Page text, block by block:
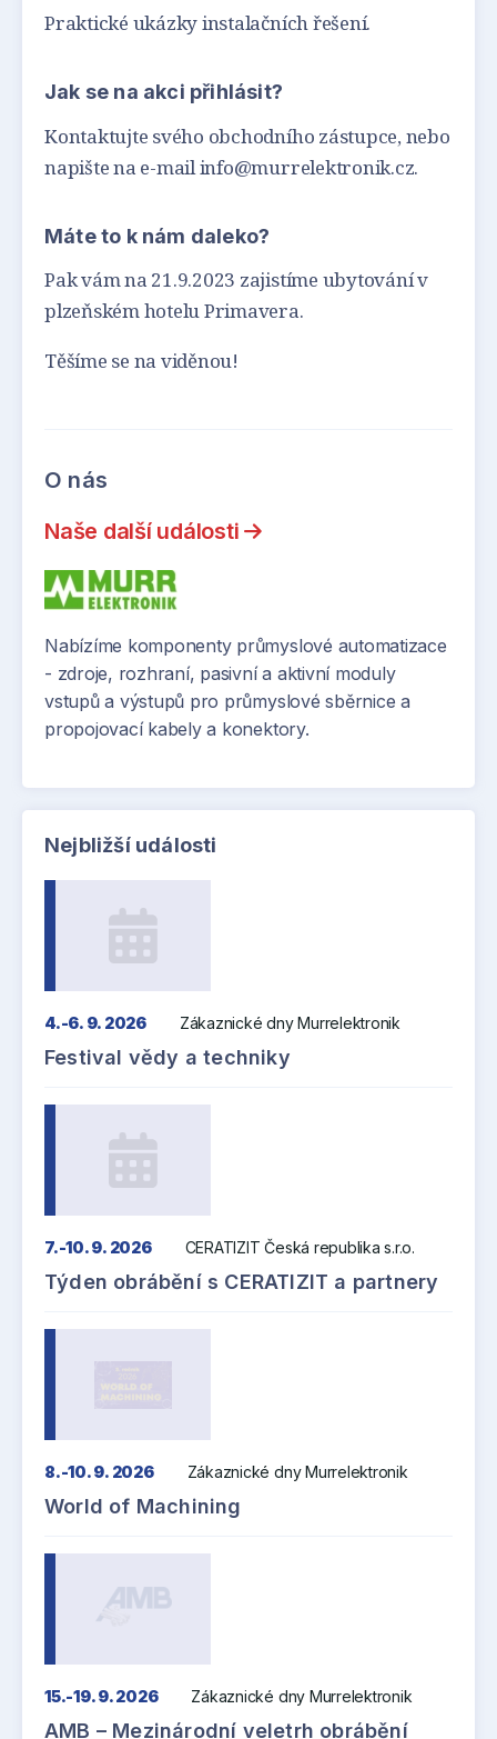
Praktické ukázky instalačních řešení.
Jak se na akci přihlásit?
Kontaktujte svého obchodního zástupce, nebo
napište na e-mail info@murrelektronik.cz.
Máte to k nám daleko?
Pak vám na 21.9.2023 zajistíme ubytování v
plzeňském hotelu Primavera.
Těšíme se na viděnou!
O nás
Naše další události
Nabízíme komponenty průmyslové automatizace
- zdroje, rozhraní, pasivní a aktivní moduly
vstupů a výstupů pro průmyslové sběrnice a
propojovací kabely a konektory.
Nejbližší události
4.-6. 9. 2026 Zákaznické dny Murrelektronik
Festival vědy a techniky
7.-10. 9. 2026 CERATIZIT Česká republika s.r.o.
Týden obrábění s CERATIZIT a partnery
8.-10. 9. 2026 Zákaznické dny Murrelektronik
World of Machining
15.-19. 9. 2026 Zákaznické dny Murrelektronik
AMB – Mezinárodní veletrh obrábění